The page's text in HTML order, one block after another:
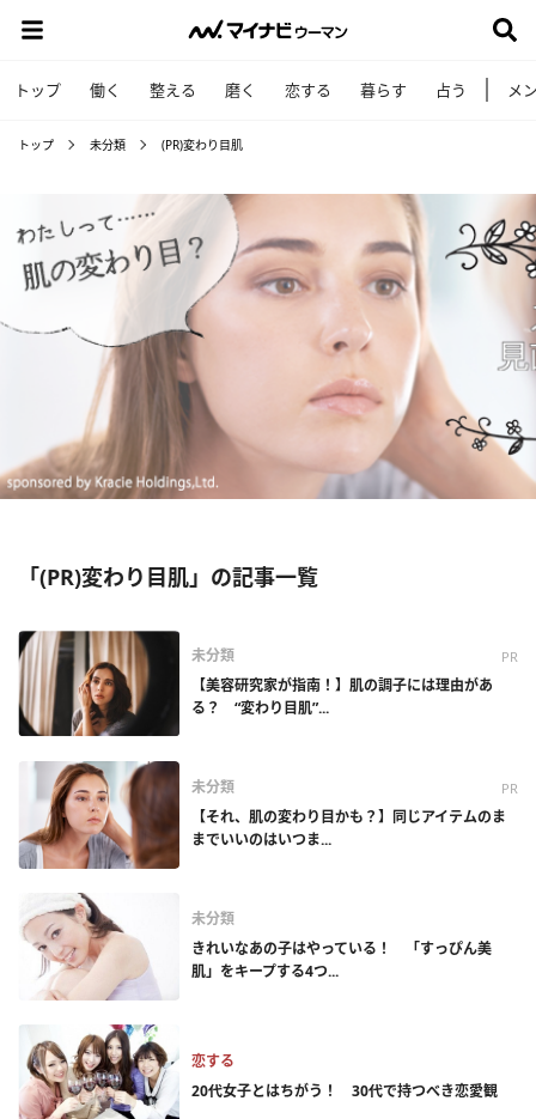
トップ 働く 整える 磨く 恋する 暮らす 占う メ
トップ 未分類 (PR)変わり目肌
「(PR)変わり目肌」の記事一覧
未分類 PR
【美容研究家が指南！】肌の調子には理由があ
る？ “変わり目肌”...
未分類 PR
【それ、肌の変わり目かも？】同じアイテムのま
までいいのはいつま...
未分類
きれいなあの子はやっている！ 「すっぴん美
肌」をキープする4つ...
恋する
20代女子とはちがう！ 30代で持つべき恋愛観